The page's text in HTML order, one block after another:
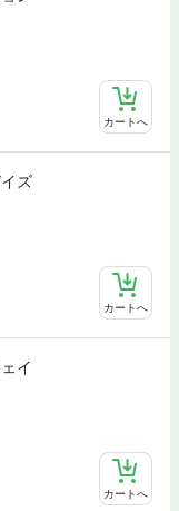
カートへ
ズ
カートへ
イ
カートへ